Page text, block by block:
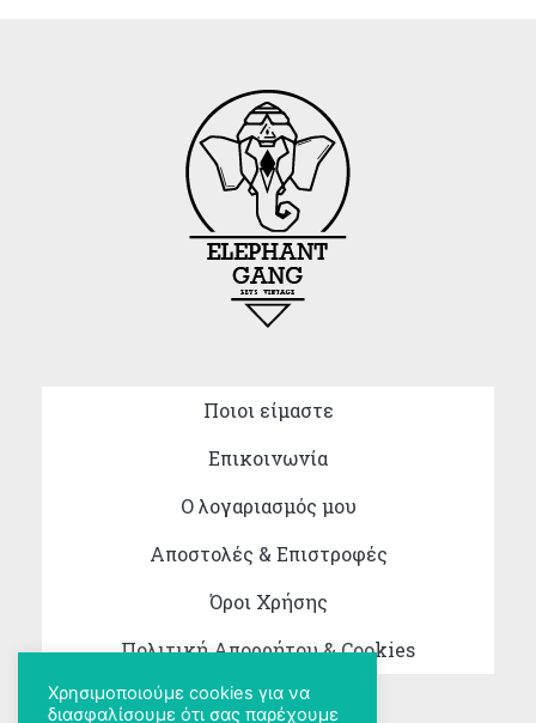
Ποιοι είμαστε
Επικοινωνία
Ο λογαριασμός μου
Αποστολές & Επιστροφές
Όροι Χρήσης
Πολιτική Απορρήτου & Cookies
Χρησιμοποιούμε cookies για να
διασφαλίσουμε ότι σας παρέχουμε